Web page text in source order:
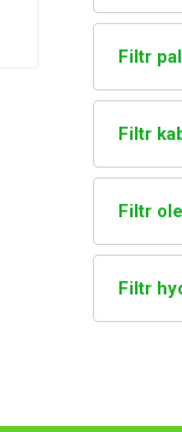
Filtr
Filtr
Filtr
Filtr